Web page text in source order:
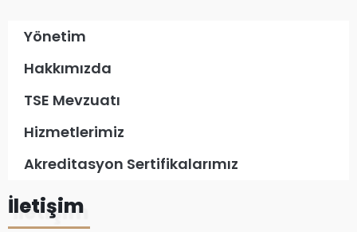
Yönetim
Hakkımızda
TSE Mevzuatı
Hizmetlerimiz
Akreditasyon Sertifikalarımız
İletişim